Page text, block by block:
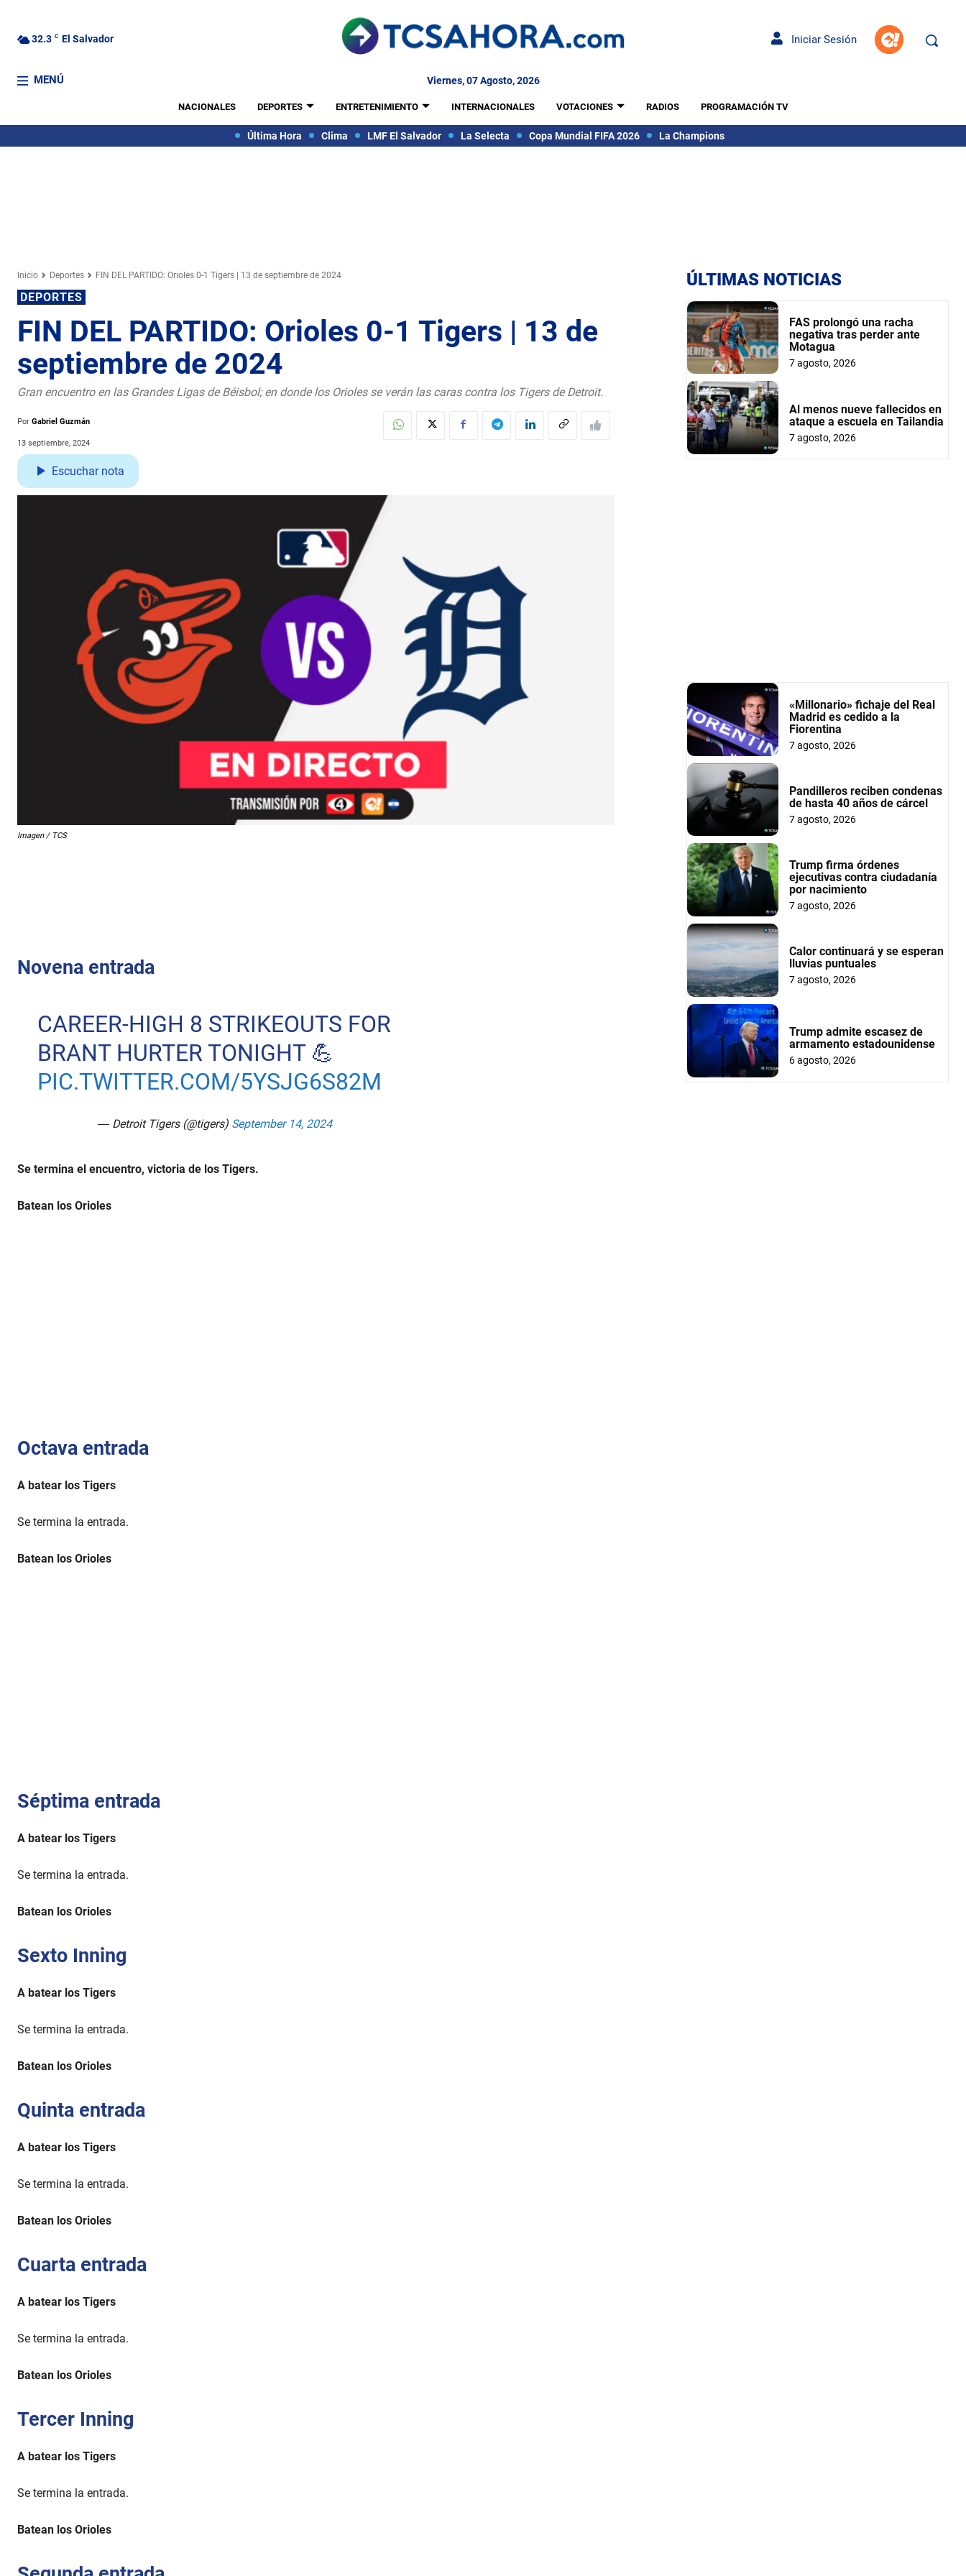
32.3 C El Salvador Iniciar Sesión
MENÚ Viernes, 07 Agosto, 2026
NACIONALES DEPORTES ENTRETENIMIENTO INTERNACIONALES VOTACIONES RADIOS PROGRAMACIÓN TV
Última Hora Clima LMF El Salvador La Selecta Copa Mundial FIFA 2026 La Champions
Inicio Deportes FIN DEL PARTIDO: Orioles 0-1 Tigers | 13 de septiembre de 2024
DEPORTES
FIN DEL PARTIDO: Orioles 0-1 Tigers | 13 de
septiembre de 2024
Gran encuentro en las Grandes Ligas de Béisbol; en donde los Orioles se verán las caras contra los Tigers de Detroit.
Por Gabriel Guzmán
13 septiembre, 2024
Escuchar nota
Imagen / TCS
Novena entrada
CAREER-HIGH 8 STRIKEOUTS FOR
BRANT HURTER TONIGHT 💪
PIC.TWITTER.COM/5YSJG6S82M
— Detroit Tigers (@tigers) September 14, 2024
Se termina el encuentro, victoria de los Tigers.
Batean los Orioles
Octava entrada
A batear los Tigers
Se termina la entrada.
Batean los Orioles
Séptima entrada
A batear los Tigers
Se termina la entrada.
Batean los Orioles
Sexto Inning
A batear los Tigers
Se termina la entrada.
Batean los Orioles
Quinta entrada
A batear los Tigers
Se termina la entrada.
Batean los Orioles
Cuarta entrada
A batear los Tigers
Se termina la entrada.
Batean los Orioles
Tercer Inning
A batear los Tigers
Se termina la entrada.
Batean los Orioles
ÚLTIMAS NOTICIAS
FAS prolongó una racha
negativa tras perder ante
Motagua
7 agosto, 2026
Al menos nueve fallecidos en
ataque a escuela en Tailandia
7 agosto, 2026
«Millonario» fichaje del Real
Madrid es cedido a la
Fiorentina
7 agosto, 2026
Pandilleros reciben condenas
de hasta 40 años de cárcel
7 agosto, 2026
Trump firma órdenes
ejecutivas contra ciudadanía
por nacimiento
7 agosto, 2026
Calor continuará y se esperan
lluvias puntuales
7 agosto, 2026
Trump admite escasez de
armamento estadounidense
6 agosto, 2026